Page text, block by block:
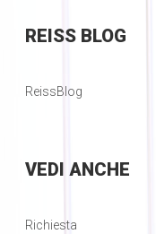
REISSBLOG
ReissBlog
VEDI ANCHE
Richiesta